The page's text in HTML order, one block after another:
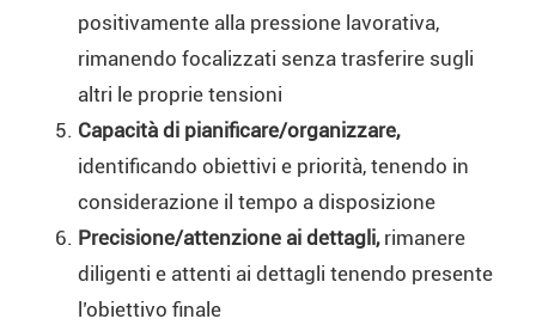
positivamente alla pressione lavorativa,
rimanendo focalizzati senza trasferire sugli
altri le proprie tensioni
Capacità di pianificare/organizzare,
identificando obiettivi e priorità, tenendo in
considerazione il tempo a disposizione
Precisione/attenzione ai dettagli, rimanere
diligenti e attenti ai dettagli tenendo presente
l’obiettivo finale